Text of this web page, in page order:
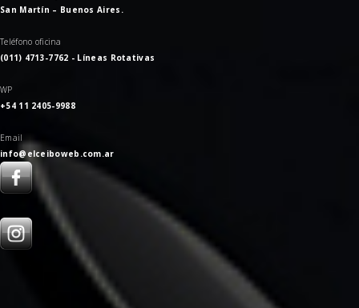
San Martín – Buenos Aires.
Teléfono oficina
(011) 4713-7762 - Líneas Rotativas
WP
+54 11 2405-9988
Email
info@elceiboweb.com.ar